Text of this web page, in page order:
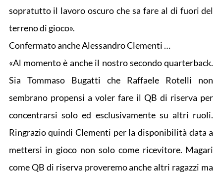
sopratutto il lavoro oscuro che sa fare al di fuori del
terreno di gioco».
Confermato anche Alessandro Clementi …
«Al momento è anche il nostro secondo quarterback.
Sia Tommaso Bugatti che Raffaele Rotelli non
sembrano propensi a voler fare il QB di riserva per
concentrarsi solo ed esclusivamente su altri ruoli.
Ringrazio quindi Clementi per la disponibilità data a
mettersi in gioco non solo come ricevitore. Magari
come QB di riserva proveremo anche altri ragazzi ma